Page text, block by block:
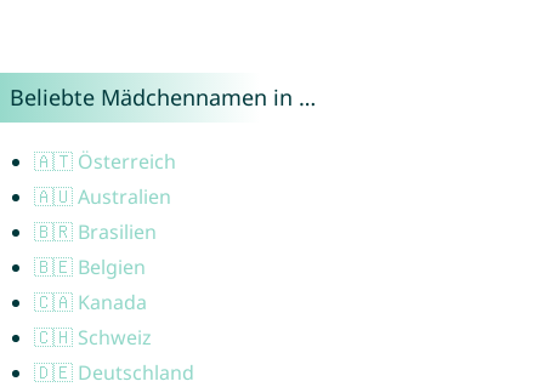
Beliebte Mädchennamen in …
🇦🇹 Österreich
🇦🇺 Australien
🇧🇷 Brasilien
🇧🇪 Belgien
🇨🇦 Kanada
🇨🇭 Schweiz
🇩🇪 Deutschland